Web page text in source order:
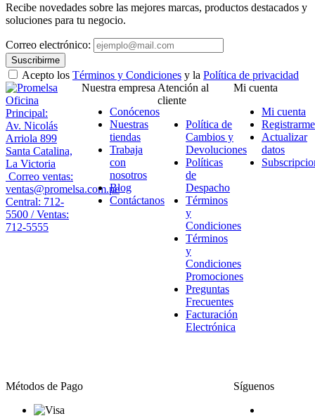
Recibe novedades sobre las mejores marcas, productos destacados y
soluciones para tu negocio.
Correo electrónico:
Suscribirme
Acepto los Términos y Condiciones y la Política de privacidad
Oficina
Principal:
Av. Nicolás
Arriola 899
Santa Catalina,
La Victoria
Correo ventas:
ventas@promelsa.com.pe
Central: 712-
5500 / Ventas:
712-5555
Nuestra empresa
Conócenos
Nuestras
tiendas
Trabaja
con
nosotros
Blog
Contáctanos
Atención al
cliente
Política de
Cambios y
Devoluciones
Políticas
de
Despacho
Términos
y
Condiciones
Términos
y
Condiciones
Promociones
Preguntas
Frecuentes
Facturación
Electrónica
Mi cuenta
Mi cuenta
Registrarme
Actualizar
datos
Métodos de Pago Síguenos